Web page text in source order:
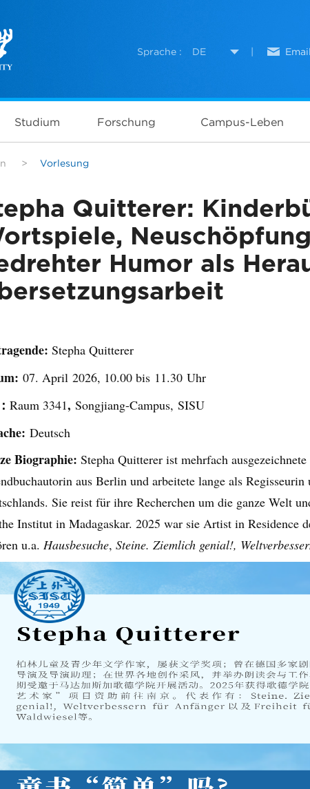
Sprache : DE Email
Studium Forschung Campus-Leben
> Vorlesung
Quitterer:
Humor als
Stepha Quitterer
07. April 2026, 10.00 bis 11.30 Uhr
Raum 3341, Songjiang-Campus, SISU
Deutsch
Biographie: Stepha Quitterer ist mehrfach
aus Berlin und arbeitete lange als
Sie reist für ihre Recherchen um die ganze Welt
Institut in Madagaskar. 2025 war sie Artist in Residence
u.a. Hausbesuche, Steine. Ziemlich genial!,